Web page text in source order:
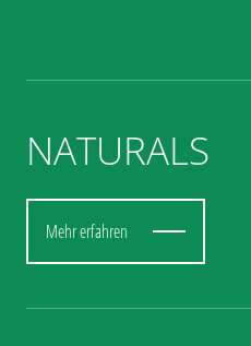
NATURALS
Mehr erfahren